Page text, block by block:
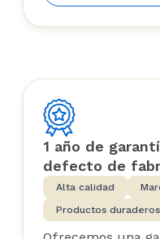
1 año de
defecto de
Alta calidad
Productos duraderos